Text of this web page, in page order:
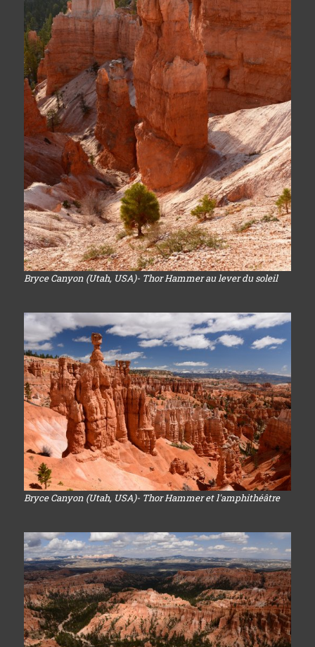
Bryce Canyon (Utah, USA)- Thor Hammer au lever du soleil
Bryce Canyon (Utah, USA)- Thor Hammer et l'amphithéâtre